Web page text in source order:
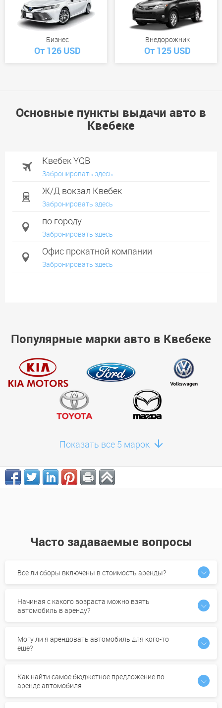
Бизнес
От 126 USD
Внедорожник
От 125 USD
Основные пункты выдачи авто в
Квебеке
Квебек YQB
Забронировать здесь
Ж/Д вокзал Квебек
Забронировать здесь
по городу
Забронировать здесь
Офис прокатной компании
Забронировать здесь
Популярные марки авто в Квебеке
Показать все 5 марок
Часто задаваемые вопросы
Все ли сборы включены в стоимость аренды?
Начиная с какого возраста можно взять
автомобиль в аренду?
Могу ли я арендовать автомобиль для кого-то
еще?
Как найти самое бюджетное предложение по
аренде автомобиля